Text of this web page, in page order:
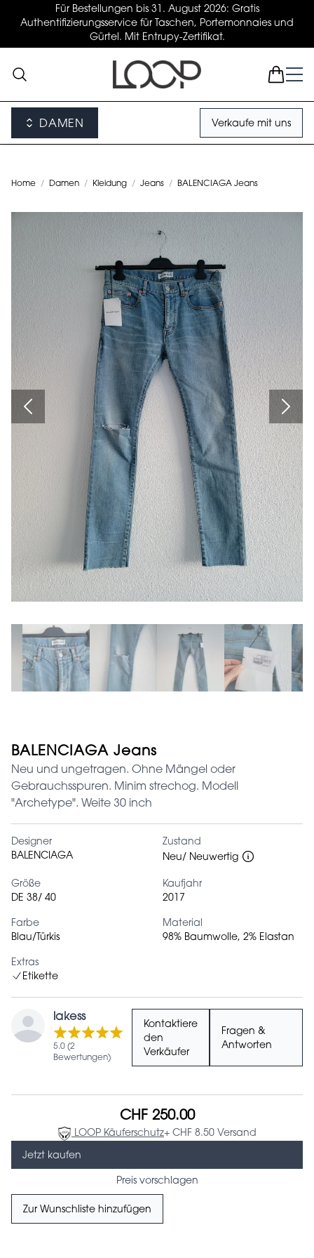
Für Bestellungen bis 31. August 2026: Gratis
Authentifizierungsservice für Taschen, Portemonnaies und
Gürtel. Mit Entrupy-Zertifikat.
DAMEN Verkaufe mit uns
Home / Damen / Kleidung / Jeans / BALENCIAGA Jeans
BALENCIAGA Jeans
Neu und ungetragen. Ohne Mängel oder
Gebrauchsspuren. Minim strechog. Modell
"Archetype". Weite 30 inch
Designer
BALENCIAGA
Zustand
Neu/ Neuwertig
Größe
DE 38/ 40
Kaufjahr
2017
Farbe
Blau/Türkis
Material
98% Baumwolle, 2% Elastan
Extras
Etikette
lakess
5.0 (2
Bewertungen)
Kontaktiere
den
Verkäufer
Fragen &
Antworten
CHF 250.00
LOOP Käuferschutz+ CHF 8.50 Versand
Jetzt kaufen
Preis vorschlagen
Zur Wunschliste hinzufügen